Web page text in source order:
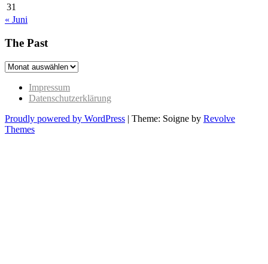
31
« Juni
The Past
The
Impressum
Datenschutzerklärung
Proudly powered by WordPress | Theme: Soigne by Revolve
Themes